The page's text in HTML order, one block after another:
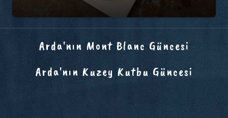
Arda'nın Mont Blanc Güncesi
Arda'nın Kuzey Kutbu Güncesi